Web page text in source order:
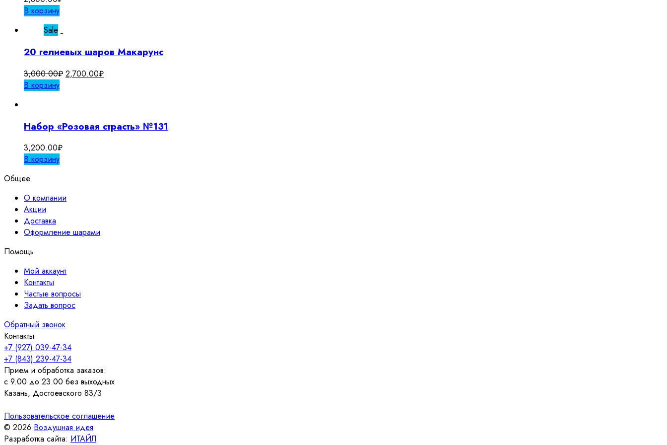
В корзину
Sale
20 гелиевых шаров Макарунс
3,000.00₽ Первоначальная
2,700.00₽Текущая
В корзину
Набор «Розовая страсть» №131
3,200.00₽
В корзину
Общее
О компании
Акции
Доставка
Оформление шарами
Помощь
Мой аккаунт
Контакты
Частые вопросы
Задать вопрос
Обратный звонок
Контакты
+7 (927) 039-47-34
+7 (843) 239-47-34
Прием и обработка заказов:
с 9.00 до 23.00 без выходных
Казань, Достоевского 83/3
Пользовательское соглашение
© 2026 Воздушная идея
Разработка сайта: ИТАЙЛ